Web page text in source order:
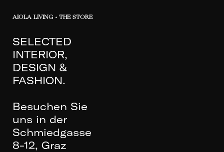
AIOLA LIVING • THE STORE
SELECTED
INTERIOR,
DESIGN &
FASHION.
Besuchen Sie
uns in der
Schmiedgasse
8-12, Graz